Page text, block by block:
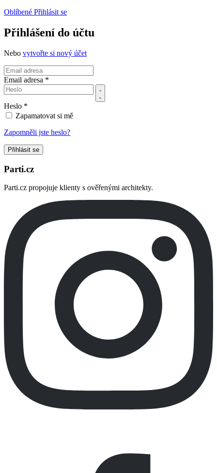
Oblíbené Přihlásit se
Přihlášení do účtu
Nebo vytvořte si nový účet
Email adresa *
Heslo *
Zapamatovat si mě
Zapomněli jste heslo?
Přihlásit se
Parti.cz
Parti.cz propojuje klienty s ověřenými architekty.